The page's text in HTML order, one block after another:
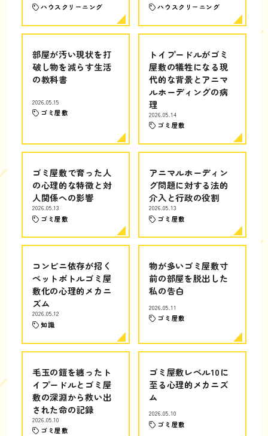
ハウスクリーニング ハウスクリーニング
部屋が汚い現状を打
破し物を減らす生活
の教科書
2026.05.15
ゴミ屋敷
トイプードルがゴミ
屋敷の犠牲になる現
代的な背景とアニマ
ルホーディングの病
理
2026.05.14
ゴミ屋敷
ゴミ屋敷で育った人
の心理的な特徴と対
人関係への影響
2026.05.13
ゴミ屋敷
アニマルホーディン
グ問題に対する法的
介入と行政の役割
2026.05.13
ゴミ屋敷
コンビニ依存が招く
ペットボトルゴミ屋
敷化の心理的メカニ
ズム
2026.05.12
知識
物が多いゴミ屋敷寸
前の部屋を脱出した
私の告白
2026.05.11
ゴミ屋敷
毛玉の鎧を纏ったト
イプードルとゴミ屋
敷の深淵から救い出
された命の記録
2026.05.10
ゴミ屋敷
ゴミ屋敷レベル10に
至る心理的メカニズ
ム
2026.05.10
ゴミ屋敷